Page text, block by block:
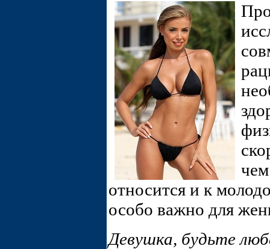
относится и к
особо важно для
Девушка, будьте